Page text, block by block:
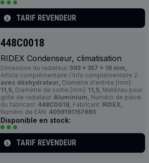
TARIF REVENDEUR
448C0018
RIDEX Condenseur, climatisation
Dimension du radiateur: 593 x 357 x 16 mm,
Article complémentaire / Info complémentaire 2:
avec déshydrateur, Diamètre d'entrée [mm]:
11,5, Diamètre de sortie [mm]: 11,5, Matériau pour
grille de radiateur: Aluminium, Numéro de pièce
du fabricant: 448C0018, Fabricant: RIDEX,
Numéro de EAN: 4059191157693
Disponible en stock:
TARIF REVENDEUR